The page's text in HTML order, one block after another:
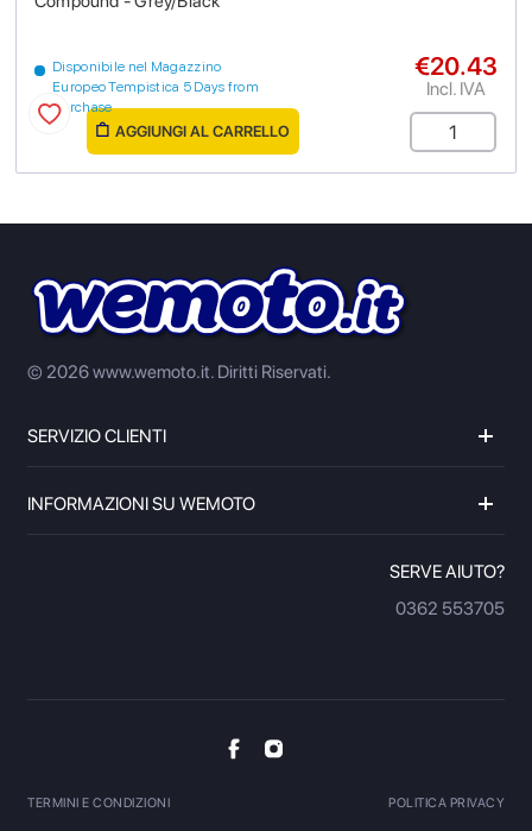
Disponibile nel Magazzino
Europeo Tempistica 5 Days from
purchase
€20.43
Incl. IVA
AGGIUNGI AL CARRELLO
© 2026 www.wemoto.it. Diritti Riservati.
SERVIZIO CLIENTI
INFORMAZIONI SU WEMOTO
SERVE AIUTO?
0362 553705
TERMINI E CONDIZIONI POLITICA PRIVACY